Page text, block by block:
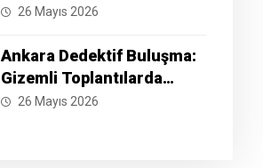
Çözmek İçin Hazır Mısınız?
26 Mayıs 2026
Ankara Dedektif Buluşma:
Gizemli Toplantılarda
Neler Yaşanıyor?
26 Mayıs 2026